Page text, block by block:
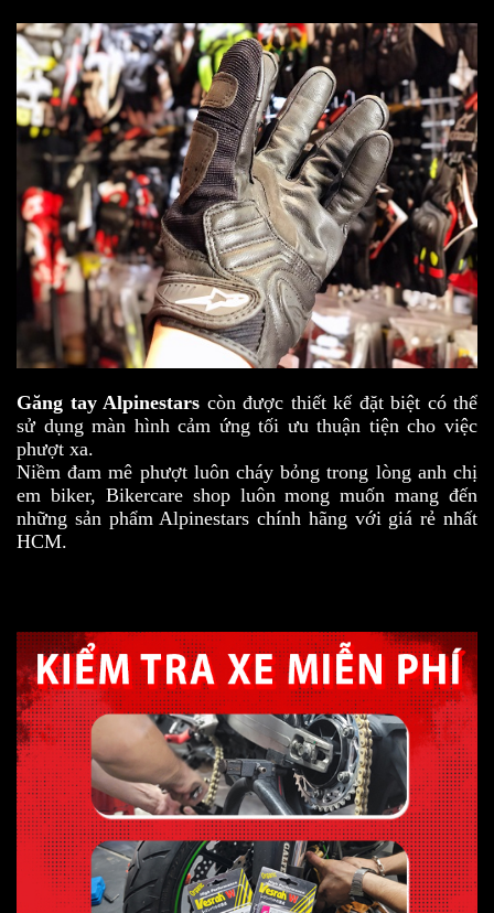
Găng tay Alpinestars còn được thiết kế đặt biệt có thể
sử dụng màn hình cảm ứng tối ưu thuận tiện cho việc
phượt xa.
Niềm đam mê phượt luôn cháy bỏng trong lòng anh chị
em biker, Bikercare shop luôn mong muốn mang đến
những sản phẩm Alpinestars chính hãng với giá rẻ nhất
HCM.